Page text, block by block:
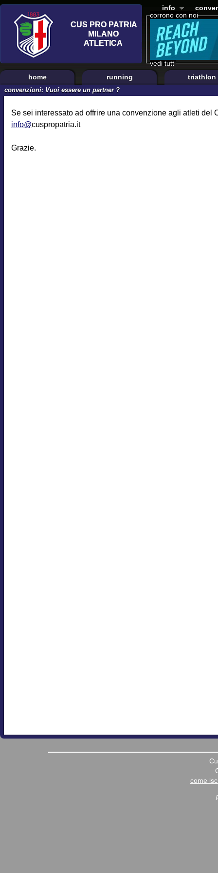
corrono con noi
vedi tutti
info
home running triathlon
convenzioni: Vuoi essere un partner ?
Se sei interessato ad offrire una convenzione agli atleti del
info@cuspropatria.it
Grazie.
come